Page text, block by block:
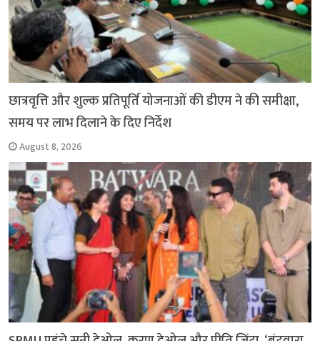
छात्रवृत्ति और शुल्क प्रतिपूर्ति योजनाओं की डीएम ने की समीक्षा,
समय पर लाभ दिलाने के दिए निर्देश
August 8, 2026